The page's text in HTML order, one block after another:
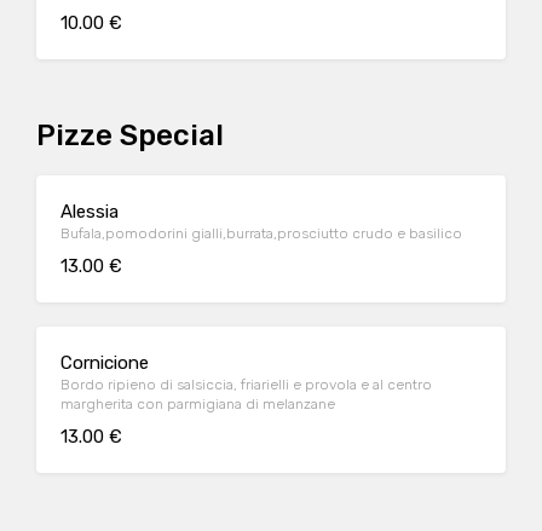
10.00 €
Pizze Special
Alessia
Bufala,pomodorini gialli,burrata,prosciutto crudo e basilico
13.00 €
Cornicione
Bordo ripieno di salsiccia, friarielli e provola e al centro
margherita con parmigiana di melanzane
13.00 €